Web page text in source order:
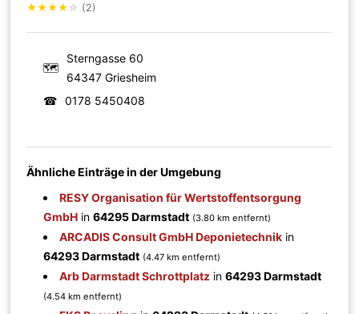
★★★★ ☆ (2)
🗺
Sterngasse 60
64347 Griesheim
☎
0178 5450408
Ähnliche Einträge in der Umgebung
RESY Organisation für Wertstoffentsorgung
GmbH in64295 Darmstadt (3.80 km entfernt)
ARCADIS Consult GmbH Deponietechnik in
64293 Darmstadt (4.47 km entfernt)
Arb Darmstadt Schrottplatz in64293 Darmstadt
(4.54 km entfernt)